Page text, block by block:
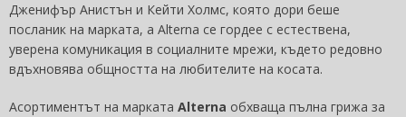
Дженифър Анистън и Кейти Холмс, която дори беше
посланик на марката, а Alterna се гордее с естествена,
уверена комуникация в социалните мрежи, където редовно
вдъхновява общността на любителите на косата.
Асортиментът на марката Alterna обхваща пълна грижа за